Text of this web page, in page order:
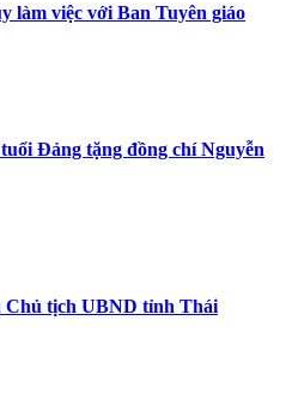
làm việc với Ban Tuyên giáo
Đảng tặng đồng chí Nguyễn
Chủ tịch UBND tỉnh Thái